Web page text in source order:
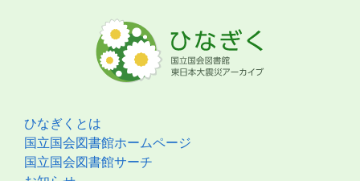
ひなぎくとは
国立国会図書館ホームページ
国立国会図書館サーチ